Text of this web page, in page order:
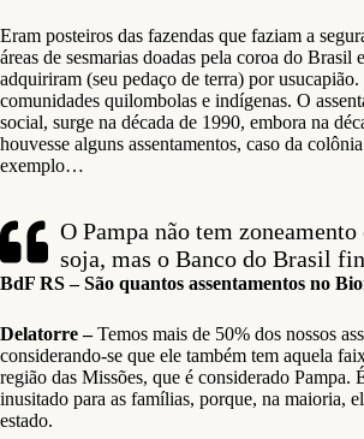
Eram posteiros das fazendas que faziam a
áreas de sesmarias doadas pela coroa do Brasil
adquiriram (seu pedaço de terra) por usucapião.
comunidades quilombolas e indígenas. O
social, surge na década de 1990, embora na
houvesse alguns assentamentos, caso da
exemplo…
O Pampa não tem
soja, mas o Banco do Brasil
BdF RS – São quantos assentamentos no
Delatorre –Temos mais de 50% dos nossos
considerando-se que ele também tem aquela
região das Missões, que é considerado Pampa.
inusitado para as famílias, porque, na maioria,
estado.